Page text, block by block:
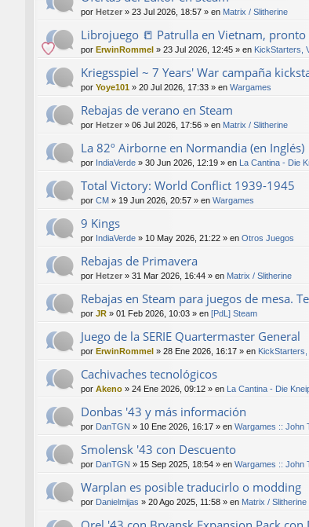
por Hetzer » 23 Jul 2026, 18:57 » en Matrix / Slitherine
Librojuego 📒 Patrulla en Vietnam, pronto
por ErwinRommel » 23 Jul 2026, 12:45 » en KickStarters,
Kriegsspiel ~ 7 Years' War campaña
por Yoye101 » 20 Jul 2026, 17:33 » en Wargames
Rebajas de verano en Steam
por Hetzer » 06 Jul 2026, 17:56 » en Matrix / Slitherine
La 82º Airborne en Normandia (en Inglés)
por IndiaVerde » 30 Jun 2026, 12:19 » en La Cantina - Die
Total Victory: World Conflict 1939-1945
por CM » 19 Jun 2026, 20:57 » en Wargames
9 Kings
por IndiaVerde » 10 May 2026, 21:22 » en Otros Juegos
Rebajas de Primavera
por Hetzer » 31 Mar 2026, 16:44 » en Matrix / Slitherine
Rebajas en Steam para juegos de mesa.
por JR » 01 Feb 2026, 10:03 » en [PdL] Steam
Juego de la SERIE Quartermaster General
por ErwinRommel » 28 Ene 2026, 16:17 » en
Cachivaches tecnológicos
por Akeno » 24 Ene 2026, 09:12 » en La Cantina - Die
Donbas '43 y más información
por DanTGN » 10 Ene 2026, 16:17 » en Wargames :: John
Smolensk '43 con Descuento
por DanTGN » 15 Sep 2025, 18:54 » en Wargames :: John
Warplan es posible traducirlo o modding
por Danielmijas » 20 Ago 2025, 11:58 » en Matrix / Slitherine